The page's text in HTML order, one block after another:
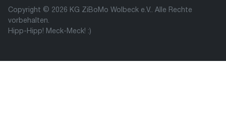
Copyright © 2026 KG ZiBoMo Wolbeck e.V.. Alle Rechte
vorbehalten.
Hipp-Hipp! Meck-Meck! :)